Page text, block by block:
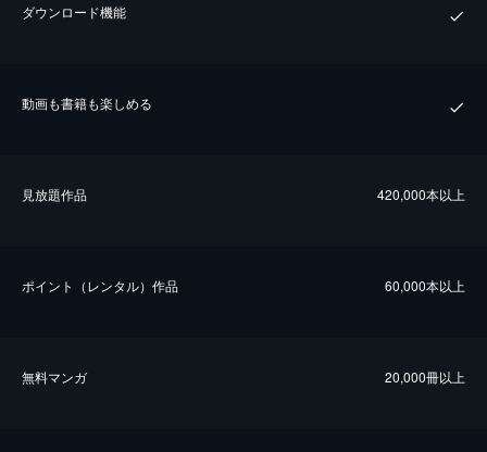
ダウンロード機能
動画も書籍も楽しめる
⾒放題作品 420,000本以上
ポイント（レンタル）作品 60,000本以上
無料マンガ 20,000冊以上